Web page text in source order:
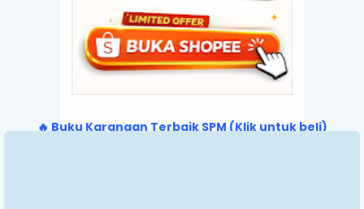
🔥 Buku Karangan Terbaik SPM (Klik untuk beli)